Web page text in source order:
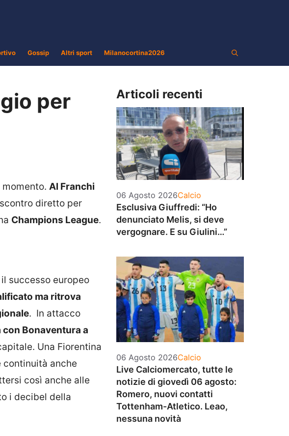
Gossip Altri sport Milanocortina2026
per
Al Franchi
diretto per
Champions League.
successo europeo
ma ritrova
. In attacco
Bonaventura a
Una Fiorentina
continuità anche
così anche alle
i decibel della
Articoli recenti
06 Agosto 2026Categorie
Calcio
Esclusiva Giuffredi: “Ho
denunciato Melis, si deve
vergognare. E su Giulini…”
06 Agosto 2026Categorie
Calcio
Live Calciomercato, tutte le
notizie di giovedì 06 agosto:
Romero, nuovi contatti
Tottenham-Atletico. Leao,
nessuna novità